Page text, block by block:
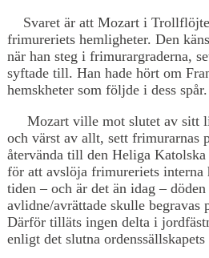
Svaret är att Mozart i
frimureriets hemligheter. Den
när han steg i frimurargraderna,
syftade till. Han hade hört om
hemskheter som följde i dess spår.
Mozart ville mot slutet av sitt
och värst av allt, sett frimurarnas
återvända till den Heliga
för att avslöja frimureriets interna
tiden – och är det än idag –
avlidne/avrättade skulle begravas
Därför tilläts ingen delta i
enligt det slutna ordenssällskapets